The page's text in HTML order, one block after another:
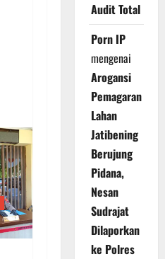
Audit Total
Porn IP
mengenai
Arogansi
Pemagaran
Lahan
Jatibening
Berujung
Pidana,
Nesan
Sudrajat
Dilaporkan
ke Polres